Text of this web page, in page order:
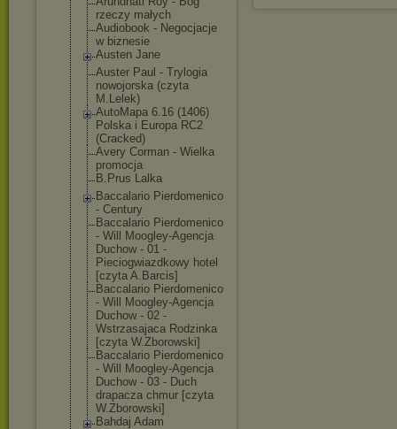
rzeczy małych
Audiobook - Negocjacje
w biznesie
Austen Jane
Auster Paul - Trylogia
nowojorska (czyta
M.Lelek)
AutoMapa 6.16 (1406)
Polska i Europa RC2
(Cracked)
Avery Corman - Wielka
promocja
B.Prus Lalka
Baccalario Pierdomenico
- Century
Baccalario Pierdomenico
- Will Moogley-Agencja
Duchow - 01 -
Pieciogwiazdkowy hotel
[czyta A.Barcis]
Baccalario Pierdomenico
- Will Moogley-Agencja
Duchow - 02 -
Wstrzasajaca Rodzinka
[czyta W.Zborowski]
Baccalario Pierdomenico
- Will Moogley-Agencja
Duchow - 03 - Duch
drapacza chmur [czyta
W.Zborowski]
Bahdaj Adam